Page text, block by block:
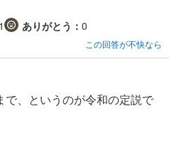
1 ありがとう： 0
この回答が不快なら
、というのが令和の定説で